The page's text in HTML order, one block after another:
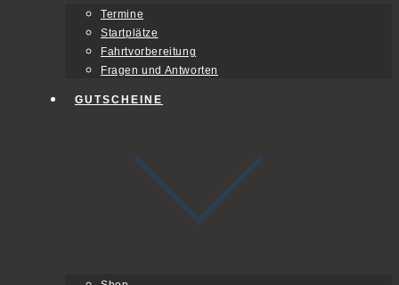
Termine
Startplätze
Fahrtvorbereitung
Fragen und Antworten
GUTSCHEINE